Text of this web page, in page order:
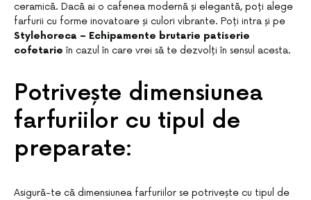
ceramică. Dacă ai o cafenea modernă și elegantă, poți alege
farfurii cu forme inovatoare și culori vibrante. Poți intra și pe
Stylehoreca – Echipamente brutarie patiserie
cofetarie în cazul în care vrei să te dezvolți în sensul acesta.
Potrivește dimensiunea
farfuriilor cu tipul de
preparate:
Asigură-te că dimensiunea farfuriilor se potrivește cu tipul de